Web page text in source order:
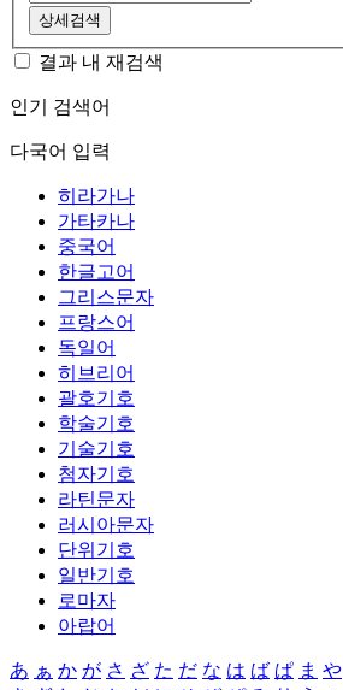
상세검색
결과 내 재검색
인기 검색어
다국어 입력
히라가나
가타카나
중국어
한글고어
그리스문자
프랑스어
독일어
히브리어
괄호기호
학술기호
기술기호
첨자기호
라틴문자
러시아문자
단위기호
일반기호
로마자
아랍어
あ ぁ か が さ ざ た だ な は ば ぱ ま や